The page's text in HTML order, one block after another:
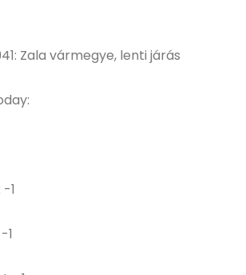
Zala vármegye, lenti járás
1
1